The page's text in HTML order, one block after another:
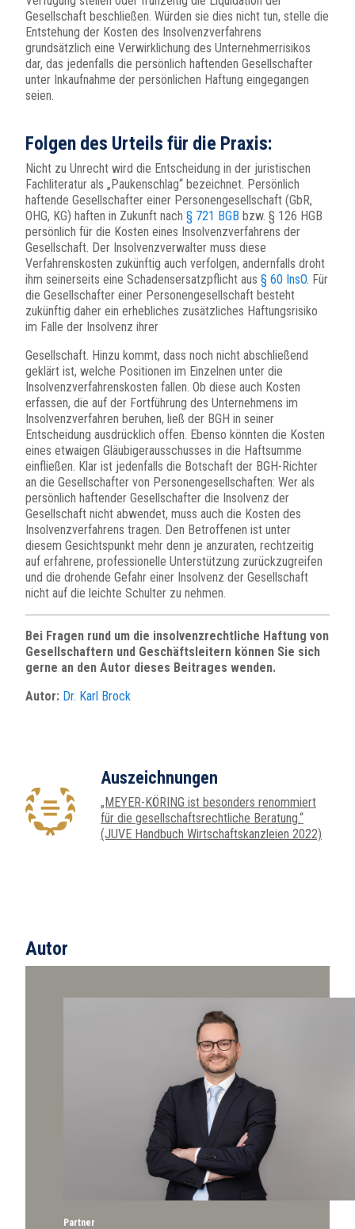
Gesellschaft beschließen. Würden sie dies nicht tun, stelle die
Entstehung der Kosten des Insolvenzverfahrens
grundsätzlich eine Verwirklichung des Unternehmerrisikos
dar, das jedenfalls die persönlich haftenden Gesellschafter
unter Inkaufnahme der persönlichen Haftung eingegangen
seien.
Folgen des Urteils für die Praxis:
Nicht zu Unrecht wird die Entscheidung in der juristischen
Fachliteratur als „Paukenschlag“ bezeichnet. Persönlich
haftende Gesellschafter einer Personengesellschaft (GbR,
OHG, KG) haften in Zukunft nach § 721 BGB bzw. § 126 HGB
persönlich für die Kosten eines Insolvenzverfahrens der
Gesellschaft. Der Insolvenzverwalter muss diese
Verfahrenskosten zukünftig auch verfolgen, andernfalls droht
ihm seinerseits eine Schadensersatzpflicht aus § 60 InsO. Für
die Gesellschafter einer Personengesellschaft besteht
zukünftig daher ein erhebliches zusätzliches Haftungsrisiko
im Falle der Insolvenz ihrer
Gesellschaft. Hinzu kommt, dass noch nicht abschließend
geklärt ist, welche Positionen im Einzelnen unter die
Insolvenzverfahrenskosten fallen. Ob diese auch Kosten
erfassen, die auf der Fortführung des Unternehmens im
Insolvenzverfahren beruhen, ließ der BGH in seiner
Entscheidung ausdrücklich offen. Ebenso könnten die Kosten
eines etwaigen Gläubigerausschusses in die Haftsumme
einfließen. Klar ist jedenfalls die Botschaft der BGH-Richter
an die Gesellschafter von Personengesellschaften: Wer als
persönlich haftender Gesellschafter die Insolvenz der
Gesellschaft nicht abwendet, muss auch die Kosten des
Insolvenzverfahrens tragen. Den Betroffenen ist unter
diesem Gesichtspunkt mehr denn je anzuraten, rechtzeitig
auf erfahrene, professionelle Unterstützung zurückzugreifen
und die drohende Gefahr einer Insolvenz der Gesellschaft
nicht auf die leichte Schulter zu nehmen.
Bei Fragen rund um die insolvenzrechtliche Haftung von
Gesellschaftern und Geschäftsleitern können Sie sich
gerne an den Autor dieses Beitrages wenden.
Autor: Dr. Karl Brock
Auszeichnungen
„MEYER-KÖRING ist besonders renommiert
für die gesellschaftsrechtliche Beratung.“
(JUVE Handbuch Wirtschaftskanzleien 2022)
Autor
Partner